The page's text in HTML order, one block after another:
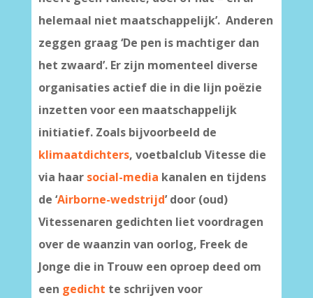
helemaal niet maatschappelijk’. Anderen
zeggen graag ‘De pen is machtiger dan
het zwaard’. Er zijn momenteel diverse
organisaties actief die in die lijn poëzie
inzetten voor een maatschappelijk
initiatief. Zoals bijvoorbeeld de
klimaatdichters, voetbalclub Vitesse die
via haar social-media kanalen en tijdens
de ‘Airborne-wedstrijd’ door (oud)
Vitessenaren gedichten liet voordragen
over de waanzin van oorlog, Freek de
Jonge die in Trouw een oproep deed om
een gedicht te schrijven voor